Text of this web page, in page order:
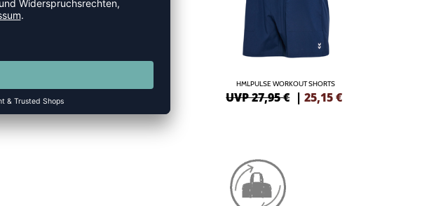
UVP 27,95 €
HMLPULSE WORKOUT SHORTS
UVP 27,95 € |25,15€